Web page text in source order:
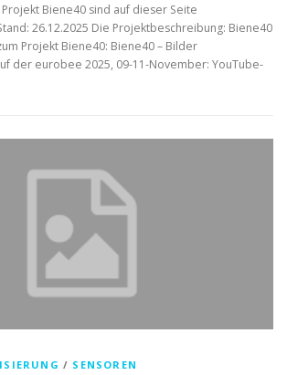
Biene40 sind auf dieser Seite
26.12.2025 Die Projektbeschreibung: Biene40
Projekt Biene40: Biene40 – Bilder
der eurobee 2025, 09-11-November: YouTube-
/ SENSOREN